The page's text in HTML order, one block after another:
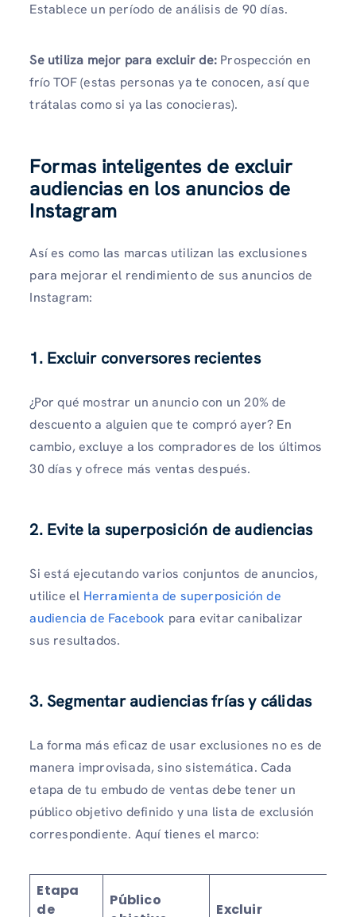
Establece un período de análisis de 90 días.
Se utiliza mejor para excluir de: Prospección en
frío TOF (estas personas ya te conocen, así que
trátalas como si ya las conocieras).
Formas inteligentes de excluir
audiencias en los anuncios de
Instagram
Así es como las marcas utilizan las exclusiones
para mejorar el rendimiento de sus anuncios de
Instagram:
1. Excluir conversores recientes
¿Por qué mostrar un anuncio con un 20% de
descuento a alguien que te compró ayer? En
cambio, excluye a los compradores de los últimos
30 días y ofrece más ventas después.
2. Evite la superposición de audiencias
Si está ejecutando varios conjuntos de anuncios,
utilice el Herramienta de superposición de
audiencia de Facebook para evitar canibalizar
sus resultados.
3. Segmentar audiencias frías y cálidas
La forma más eficaz de usar exclusiones no es de
manera improvisada, sino sistemática. Cada
etapa de tu embudo de ventas debe tener un
público objetivo definido y una lista de exclusión
correspondiente. Aquí tienes el marco:
Etapa
de
Público
Excluir